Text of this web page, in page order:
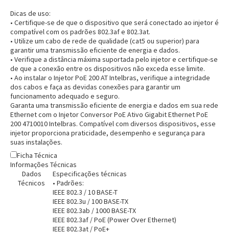
Dicas de uso:
• Certifique-se de que o dispositivo que será conectado ao injetor é
compatível com os padrões 802.3af e 802.3at.
• Utilize um cabo de rede de qualidade (cat5 ou superior) para
garantir uma transmissão eficiente de energia e dados.
• Verifique a distância máxima suportada pelo injetor e certifique-se
de que a conexão entre os dispositivos não exceda esse limite.
• Ao instalar o Injetor PoE 200 AT Intelbras, verifique a integridade
dos cabos e faça as devidas conexões para garantir um
funcionamento adequado e seguro.
Garanta uma transmissão eficiente de energia e dados em sua rede
Ethernet com o Injetor Conversor PoE Ativo Gigabit Ethernet PoE
200 4710010 Intelbras. Compatível com diversos dispositivos, esse
injetor proporciona praticidade, desempenho e segurança para
suas instalações.
Ficha Técnica
Informações Técnicas
Dados
Técnicos
Especificações técnicas
• Padrões:
IEEE 802.3 / 10 BASE-T
IEEE 802.3u / 100 BASE-TX
IEEE 802.3ab / 1000 BASE-TX
IEEE 802.3af / PoE (Power Over Ethernet)
IEEE 802.3at / PoE+